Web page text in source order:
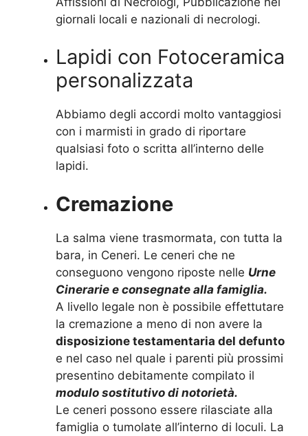
giornali locali e nazionali di necrologi.
Lapidi con Fotoceramica
personalizzata
Abbiamo degli accordi molto vantaggiosi
con i marmisti in grado di riportare
qualsiasi foto o scritta all’interno delle
lapidi.
Cremazione
La salma viene trasmormata, con tutta la
bara, in Ceneri. Le ceneri che ne
conseguono vengono riposte nelle Urne
Cinerarie e consegnate alla famiglia.
A livello legale non è possibile effettutare
la cremazione a meno di non avere la
disposizione testamentaria del defunto
e nel caso nel quale i parenti più prossimi
presentino debitamente compilato il
modulo sostitutivo di notorietà.
Le ceneri possono essere rilasciate alla
famiglia o tumolate all’interno di loculi. La